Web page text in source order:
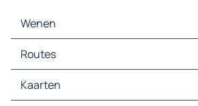
Wenen
Wenen Kaarten
Wenen Verkeer
Wenen Hotels
Wenen Restaurants
Routes
Routes Wenen - Bratislava
Routes Wenen - Boedapest
Kaarten